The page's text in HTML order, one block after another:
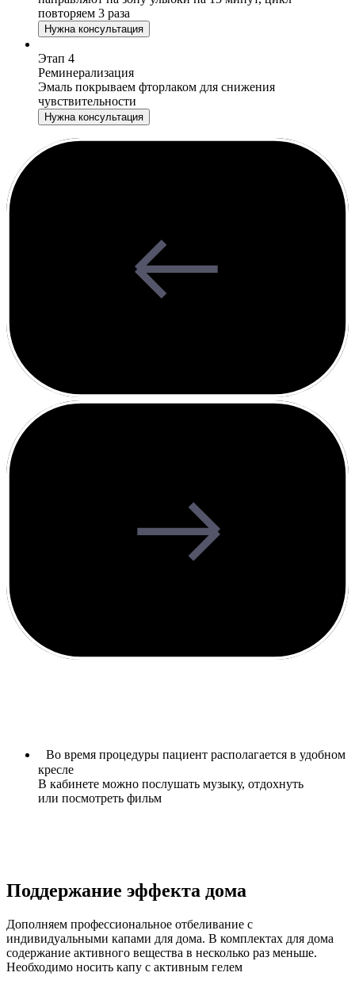
повторяем 3 раза
Нужна консультация
Этап 4
Реминерализация
Эмаль покрываем фторлаком для снижения
чувствительности
Нужна консультация
Во время процедуры пациент располагается в удобном
кресле
В кабинете можно послушать музыку, отдохнуть
или посмотреть фильм
Поддержание эффекта дома
Дополняем профессиональное отбеливание с
индивидуальными капами для дома. В комплектах для дома
содержание активного вещества в несколько раз меньше.
Необходимо носить капу с активным гелем